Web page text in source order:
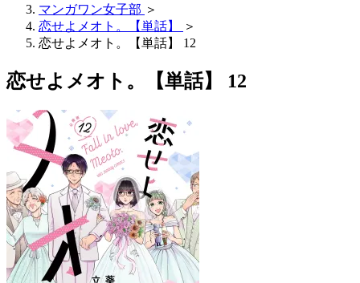
マンガワン女子部 ＞
恋せよメオト。【単話】
＞
恋せよメオト。【単話】 12
恋せよメオト。【単話】 12